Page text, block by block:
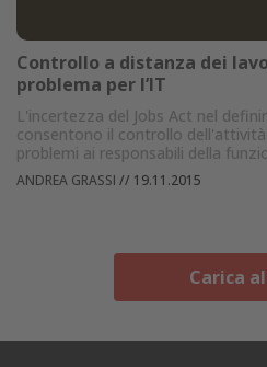
Controllo a distanza dei
problema per l’IT
L'incertezza del Jobs Act nel
consentono il controllo
problemi ai responsabili della
ANDREA GRASSI // 19.11.2015
Carica